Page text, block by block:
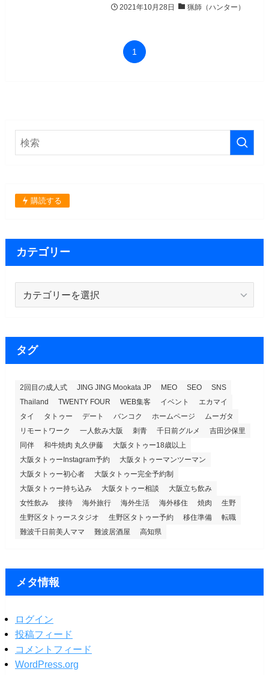
2021年10月28日 猟師（ハンター）
1
購読する
カテゴリー
ー
タグ
2回目の成人式 JING JING Mookata JP MEO SEO
SNS
Thailand
TWENTY FOUR WEB集客 イベント
エカマイ
タイ
タトゥー デート バンコク ホームページ
ムーガタ
リモートワーク
一人飲み大阪 刺青 千日前グルメ
吉田沙保里
同伴
和牛焼肉 丸久伊藤
大阪タトゥー18歳以上
大阪タトゥーInstagram予約
大阪タトゥーマンツーマン
大阪タトゥー初心者
大阪タトゥー完全予約制
大阪タトゥー持ち込み
大阪タトゥー相談
大阪立ち飲み
女性飲み
接待 海外旅行 海外生活 海外移住 焼肉
生野
生野区タトゥースタジオ
生野区タトゥー予約 移住準備
転職
難波千日前美人ママ
難波居酒屋 高知県
メタ情報
ログイン
投稿フィード
コメントフィード
WordPress.org